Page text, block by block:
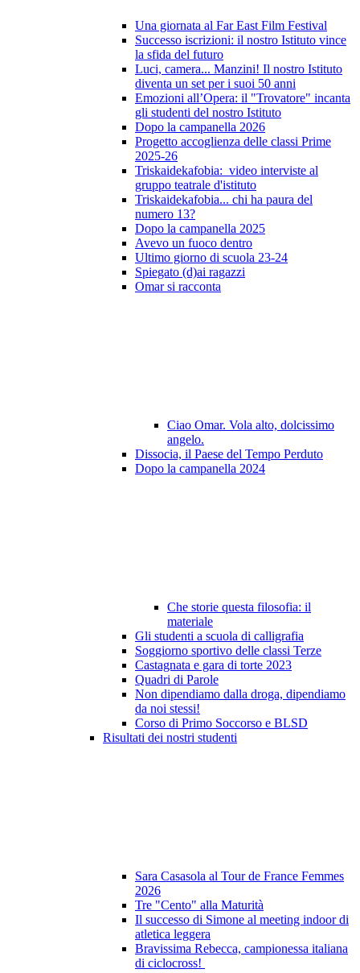
Una giornata al Far East Film Festival
Successo iscrizioni: il nostro Istituto vince
la sfida del futuro
Luci, camera... Manzini! Il nostro Istituto
diventa un set per i suoi 50 anni
Emozioni all’Opera: il "Trovatore" incanta
gli studenti del nostro Istituto
Dopo la campanella 2026
Progetto accoglienza delle classi Prime
2025-26
Triskaidekafobia: video interviste al
gruppo teatrale d'istituto
Triskaidekafobia... chi ha paura del
numero 13?
Dopo la campanella 2025
Avevo un fuoco dentro
Ultimo giorno di scuola 23-24
Spiegato (d)ai ragazzi
Omar si racconta
Ciao Omar. Vola alto, dolcissimo
angelo.
Dissocia, il Paese del Tempo Perduto
Dopo la campanella 2024
Che storie questa filosofia: il
materiale
Gli studenti a scuola di calligrafia
Soggiorno sportivo delle classi Terze
Castagnata e gara di torte 2023
Quadri di Parole
Non dipendiamo dalla droga, dipendiamo
da noi stessi!
Corso di Primo Soccorso e BLSD
Risultati dei nostri studenti
Sara Casasola al Tour de France Femmes
2026
Tre "Cento" alla Maturità
Il successo di Simone al meeting indoor di
atletica leggera
Bravissima Rebecca, campionessa italiana
di ciclocross!